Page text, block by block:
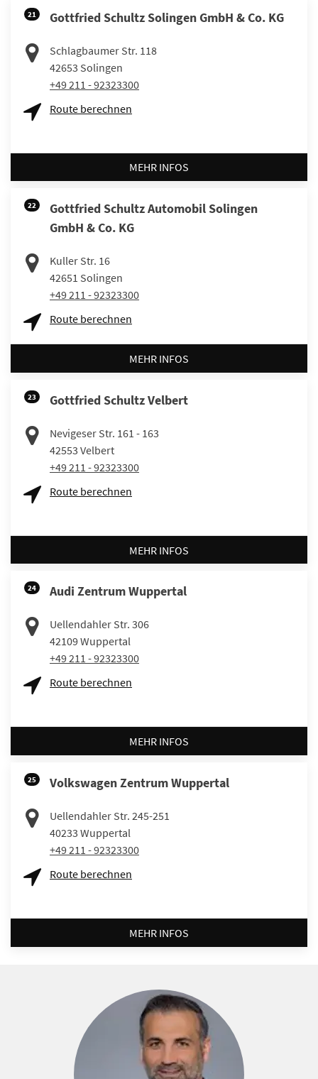
21 Gottfried Schultz Solingen GmbH & Co. KG
Schlagbaumer Str. 118
42653 Solingen
+49 211 - 92323300
Route berechnen
MEHR INFOS
22
Gottfried Schultz Automobil Solingen
GmbH & Co. KG
Kuller Str. 16
42651 Solingen
+49 211 - 92323300
Route berechnen
MEHR INFOS
23 Gottfried Schultz Velbert
Nevigeser Str. 161 - 163
42553 Velbert
+49 211 - 92323300
Route berechnen
MEHR INFOS
24 Audi Zentrum Wuppertal
Uellendahler Str. 306
42109Wuppertal
+49 211 - 92323300
Route berechnen
MEHR INFOS
25 Volkswagen Zentrum Wuppertal
Uellendahler Str. 245-251
40233 Wuppertal
+49 211 - 92323300
Route berechnen
MEHR INFOS